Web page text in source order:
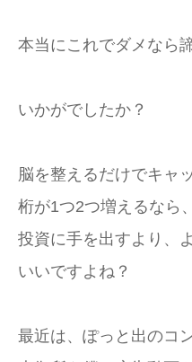
本当にこれでダメなら
いかがでしたか？
脳を整えるだけでキャ
桁が1つ2つ増えるなら
投資に手を出すより、
いいですよね？
最近は、ぽっと出のコ